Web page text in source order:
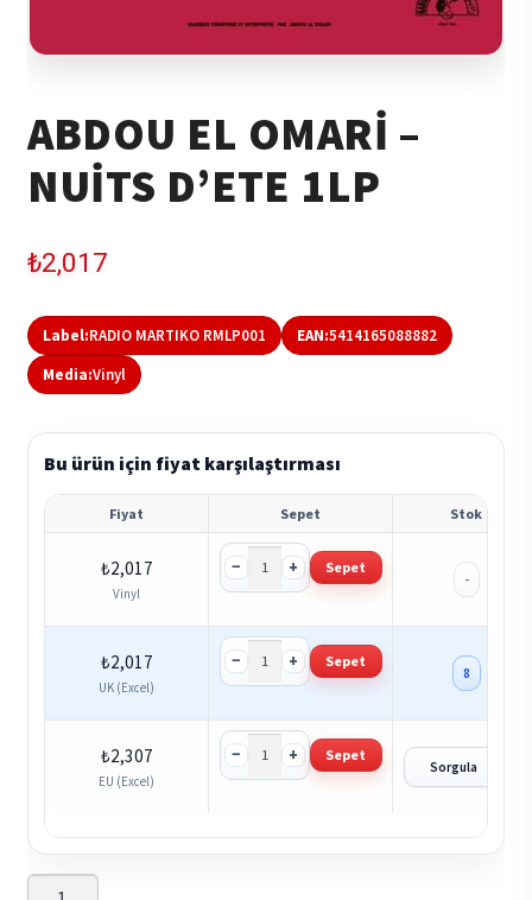
ABDOU EL OMARI –
NUITS D’ETE 1LP
₺2,017
Label:RADIO MARTIKO RMLP001 EAN:5414165088882
Media:Vinyl
Bu ürün için fiyat karşılaştırması
Fiyat Sepet Stok
₺2,017
Vinyl
− + Sepet
-
₺2,017
UK (Excel)
− + Sepet
8
₺2,307
EU (Excel)
− + Sepet
Sorgula
Abdou